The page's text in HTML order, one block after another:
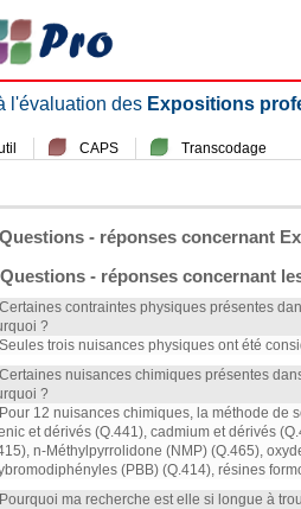
l'évaluation des Expositions
CAPS Transcodage
Questions - réponses concernant
Questions - réponses concernant
contraintes physiques présentes
?
trois nuisances physiques ont été
nuisances chimiques présentes
?
12 nuisances chimiques, la méthode de
et dérivés (Q.441), cadmium et dérivés
n-Méthylpyrrolidone (NMP) (Q.465),
(PBB) (Q.414), résines
ma recherche est elle si longue à